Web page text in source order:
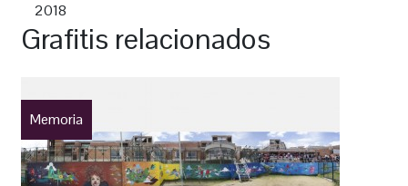
2018
Grafitis relacionados
Memoria